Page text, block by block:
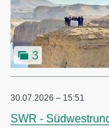
3
30.07.2026 – 15:51
SWR -